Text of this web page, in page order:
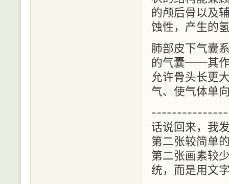
的颅后骨以及
蚀性，产生的
肺部皮下气囊
的气囊──其作
允许骨头长更
气、使气体单
话说回来，我
第二张较简单
第二张画素较
统，而是用文